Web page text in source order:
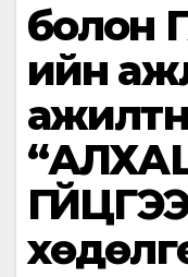
болон
ийн